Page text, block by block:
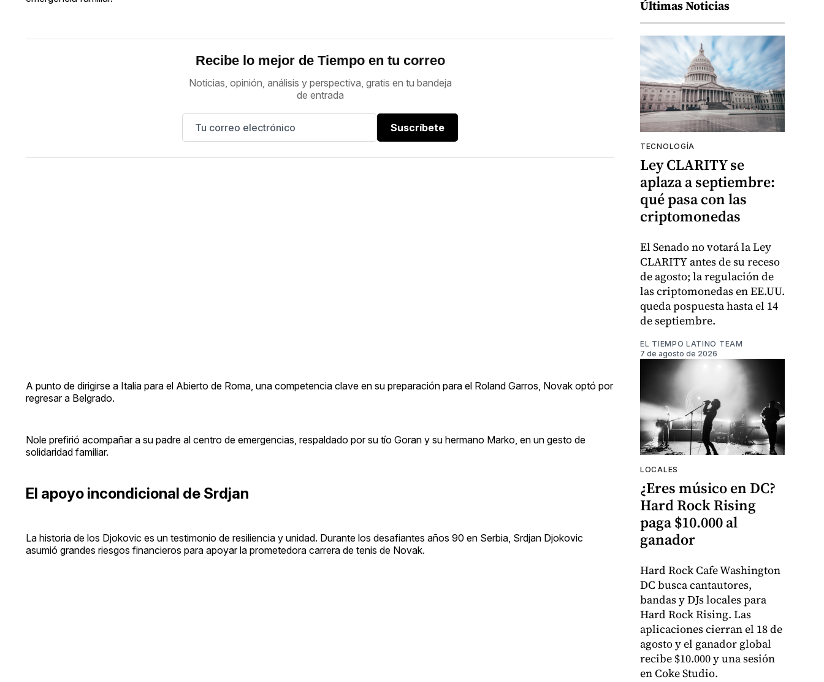
Recibe lo mejor de Tiempo en tu correo
Noticias, opinión, análisis y perspectiva, gratis en tu bandeja
de entrada
Suscríbete
A punto de dirigirse a Italia para el Abierto de Roma, una competencia clave en su preparación para el Roland Garros, Novak optó por
regresar a Belgrado.
Nole prefirió acompañar a su padre al centro de emergencias, respaldado por su tío Goran y su hermano Marko, en un gesto de
solidaridad familiar.
El apoyo incondicional de Srdjan
La historia de los Djokovic es un testimonio de resiliencia y unidad. Durante los desafiantes años 90 en Serbia, Srdjan Djokovic
asumió grandes riesgos financieros para apoyar la prometedora carrera de tenis de Novak.
Últimas Noticias
TECNOLOGÍA
Ley CLARITY se
aplaza a septiembre:
qué pasa con las
criptomonedas
El Senado no votará la Ley
CLARITY antes de su receso
de agosto; la regulación de
las criptomonedas en EE.UU.
queda pospuesta hasta el 14
de septiembre.
EL TIEMPO LATINO TEAM
7 de agosto de 2026
LOCALES
¿Eres músico en DC?
Hard Rock Rising
paga $10.000 al
ganador
Hard Rock Cafe Washington
DC busca cantautores,
bandas y DJs locales para
Hard Rock Rising. Las
aplicaciones cierran el 18 de
agosto y el ganador global
recibe $10.000 y una sesión
en Coke Studio.